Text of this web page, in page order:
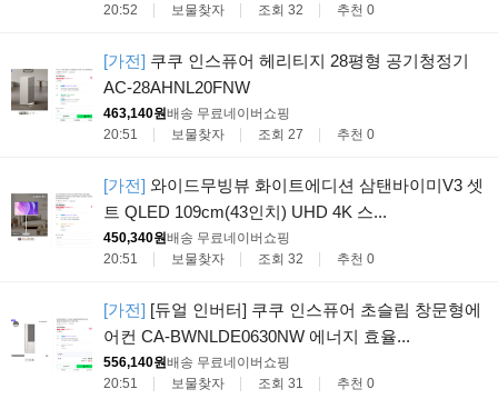
20:52
보물찾자 조회 32 추천 0
[가전] 쿠쿠 인스퓨어 헤리티지 28평형 공기청정기
AC-28AHNL20FNW
463,140원배송 무료네이버쇼핑
20:51
보물찾자 조회 27 추천 0
[가전] 와이드무빙뷰 화이트에디션 삼탠바이미V3 셋
트 QLED 109cm(43인치) UHD 4K 스...
450,340원배송 무료네이버쇼핑
20:51
보물찾자 조회 32 추천 0
[가전] [듀얼 인버터] 쿠쿠 인스퓨어 초슬림 창문형에
어컨 CA-BWNLDE0630NW 에너지 효율...
556,140원배송 무료네이버쇼핑
20:51
보물찾자 조회 31 추천 0